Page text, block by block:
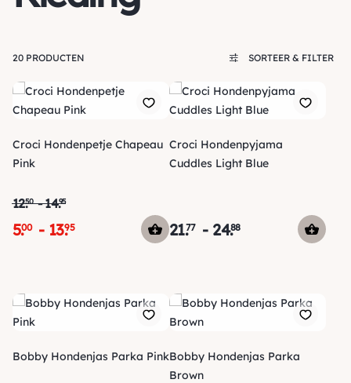
20 PRODUCTEN SORTEER & FILTER
Croci Hondenpetje Chapeau
Pink
12.50 -14.95
5.00 - 13.95
Croci Hondenpyjama
Cuddles Light Blue
21.77 - 24.88
Bobby Hondenjas Parka PinkBobby Hondenjas Parka
Brown